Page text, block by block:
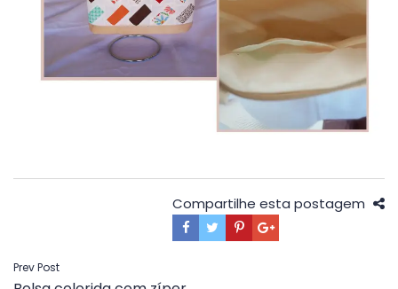
Compartilhe esta postagem
Navegação
Prev Post